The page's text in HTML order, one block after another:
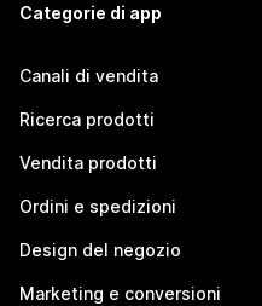
Categorie di app
Canali di vendita
Ricerca prodotti
Vendita prodotti
Ordini e spedizioni
Design del negozio
Marketing e conversioni